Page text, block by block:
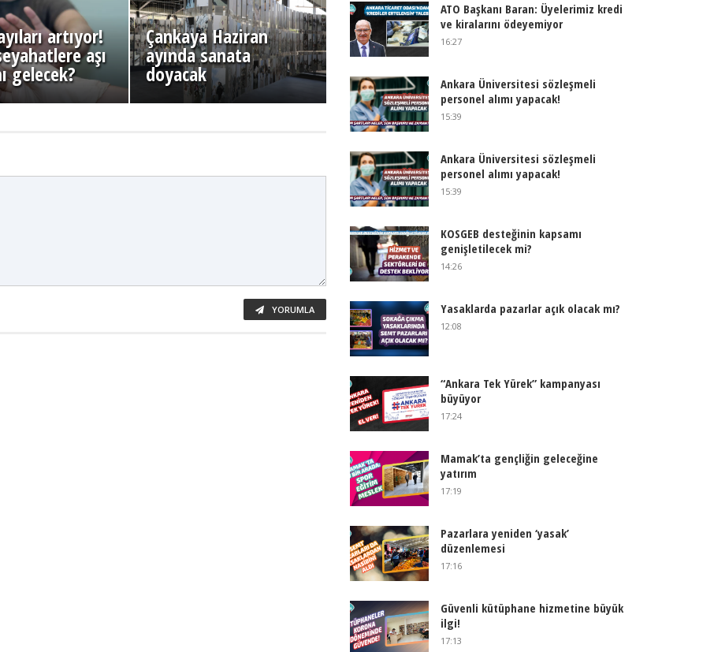
artıyor!
aşı
gelecek?
Çankaya Haziran
ayında sanata
doyacak
YORUMLA
ATO Başkanı Baran: Üyelerimiz kredi
ve kiralarını ödeyemiyor
16:27
Ankara Üniversitesi sözleşmeli
personel alımı yapacak!
15:39
Ankara Üniversitesi sözleşmeli
personel alımı yapacak!
15:39
KOSGEB desteğinin kapsamı
genişletilecek mi?
14:26
Yasaklarda pazarlar açık olacak mı?
12:08
“Ankara Tek Yürek” kampanyası
büyüyor
17:24
Mamak’ta gençliğin geleceğine
yatırım
17:19
Pazarlara yeniden ‘yasak’
düzenlemesi
17:16
Güvenli kütüphane hizmetine büyük
ilgi!
17:13